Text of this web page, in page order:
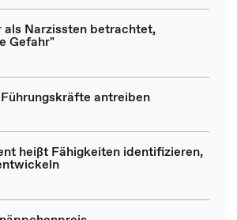
als Narzissten betrachtet,
Gefahr"
antreiben
heißt Fähigkeiten identifizieren,